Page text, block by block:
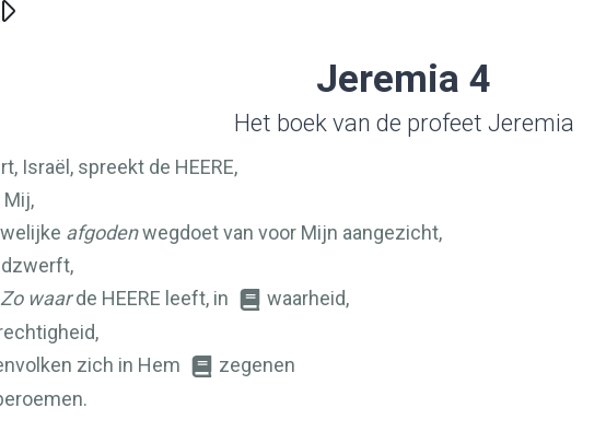
Jeremia 4
Het boek van de profeet Jeremia
Israël, spreekt de HEERE,
afgodenwegdoet van voor Mijn aangezicht,
Zo waarde HEERE leeft, in
waarheid,
zich in Hem
zegenen